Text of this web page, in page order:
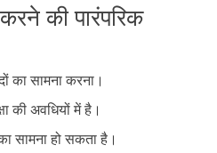
की पारंपरिक
का सामना करना।
की अवधियों में है।
सामना हो सकता है।